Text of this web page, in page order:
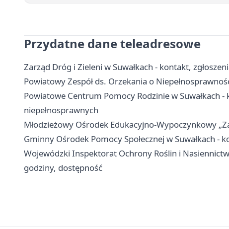
Przydatne dane teleadresowe
Zarząd Dróg i Zieleni w Suwałkach - kontakt,
Powiatowy Zespół ds. Orzekania o
Powiatowe Centrum Pomocy Rodzinie w Suwałkach
niepełnosprawnych
Młodzieżowy Ośrodek Edukacyjno-Wypoczynkowy
Gminny Ośrodek Pomocy Społecznej w Suwałkach -
Wojewódzki Inspektorat Ochrony Roślin i
godziny, dostępność